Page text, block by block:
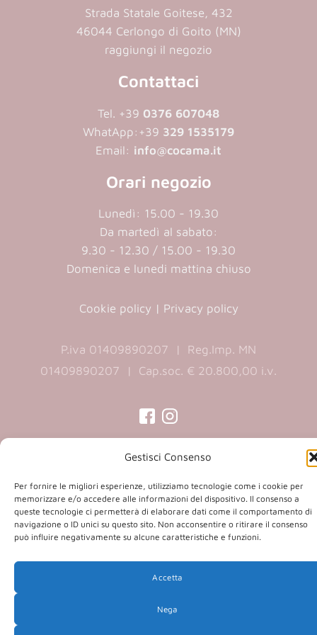
Gestisci Consenso
Per fornire le migliori esperienze, utilizziamo tecnologie come i cookie per
memorizzare e/o accedere alle informazioni del dispositivo. Il consenso a
queste tecnologie ci permetterà di elaborare dati come il comportamento di
navigazione o ID unici su questo sito. Non acconsentire o ritirare il consenso
può influire negativamente su alcune caratteristiche e funzioni.
Accetta
Nega
Strada Statale Goitese, 432
46044 Cerlongo di Goito (MN)
raggiungi il negozio
Contattaci
Tel. +39 0376 607048
WhatApp: +39 329 1535179
Email: info@cocama.it
Orari negozio
Lunedì: 15.00 - 19.30
Da martedì al sabato:
9.30 - 12.30 / 15.00 - 19.30
Domenica e lunedi mattina chiuso
Cookie policy | Privacy policy
P.iva 01409890207 | Reg.Imp. MN
01409890207 | Cap.soc. € 20.800,00 i.v.
(opens
in
new
tab)
(opens
in
new
tab)
Copyright 2026 © Co.Ca.Ma. Srl | powered by
Sartoriadigitale.it (opens
in
a
new